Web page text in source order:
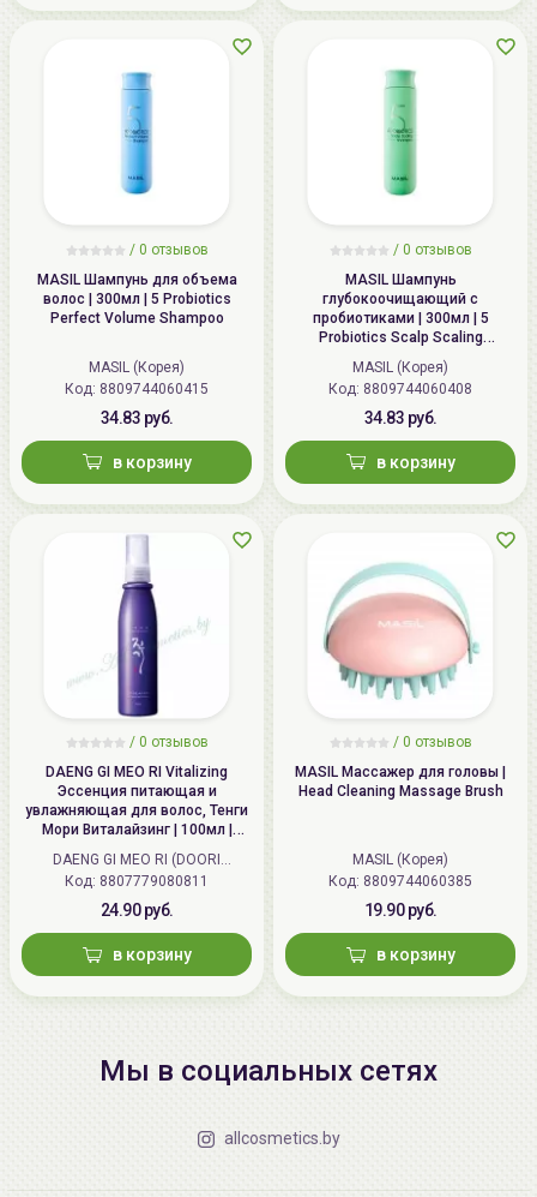
/ 0 отзывов
MASIL Шампунь для объема
волос | 300мл | 5 Probiotics
Perfect Volume Shampoo
MASIL (Корея)
Код: 8809744060415
34.83 руб.
в корзину
/ 0 отзывов
MASIL Шампунь
глубокоочищающий с
пробиотиками | 300мл | 5
Probiotics Scalp Scaling
Shampoo
MASIL (Корея)
Код: 8809744060408
34.83 руб.
в корзину
/ 0 отзывов
DAENG GI MEO RI Vitalizing
Эссенция питающая и
увлажняющая для волос, Тенги
Мори Виталайзинг | 100мл |
Vitalizing Hair Essence
DAENG GI MEO RI (DOORI
Cosmetics) (Корея)
Код: 8807779080811
24.90 руб.
в корзину
/ 0 отзывов
MASIL Массажер для головы |
Head Cleaning Massage Brush
MASIL (Корея)
Код: 8809744060385
19.90 руб.
в корзину
Мы в социальных сетях
allcosmetics.by